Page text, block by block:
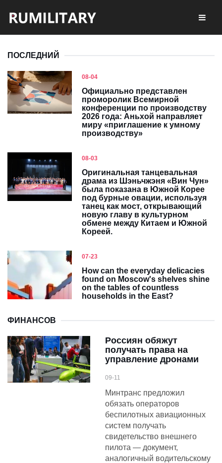
ПОСЛЕДНИЙ
08-04
Официально представлен
проморолик Всемирной
конференции по производству
2026 года: Аньхой направляет
миру «приглашение к умному
производству»
08-03
Оригинальная танцевальная
драма из Шэньчжэня «Вин Чун»
была показана в Южной Корее
под бурные овации, используя
танец как мост, открывающий
новую главу в культурном
обмене между Китаем и Южной
Кореей.
07-23
How can the everyday delicacies
found on Moscow's shelves shine
on the tables of countless
households in the East?
ФИНАНСОВ
Россиян обяжут
получать права на
управление дронами
09-11
Минтранс предложил
обязать операторов
беспилотных авиационных
систем получать
свидетельство внешнего
пилота — документ,
аналогичный водительскому